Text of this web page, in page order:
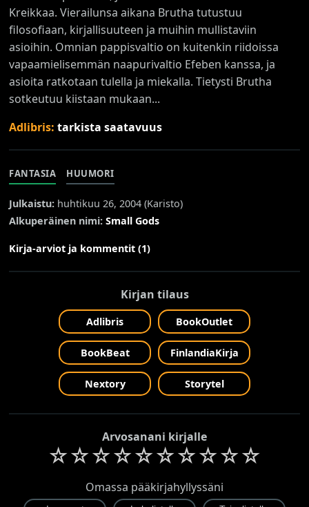
Kreikkaa. Vierailunsa aikana Brutha tutustuu
filosofiaan, kirjallisuuteen ja muihin mullistaviin
asioihin. Omnian pappisvaltio on kuitenkin riidoissa
vapaamielisemmän naapurivaltio Efeben kanssa, ja
asioita ratkotaan tulella ja miekalla. Tietysti Brutha
sotkeutuu kiistaan mukaan...
Adlibris:tarkista saatavuus
FANTASIA HUUMORI
Julkaistu: huhtikuu 26, 2004 (Karisto)
Alkuperäinen nimi: Small Gods
Kirja-arviot ja kommentit (1)
Kirjan tilaus
Adlibris BookOutlet
BookBeat FinlandiaKirja
Nextory Storytel
Arvosanani kirjalle
☆☆☆☆☆☆☆☆☆☆
Omassa pääkirjahyllyssäni